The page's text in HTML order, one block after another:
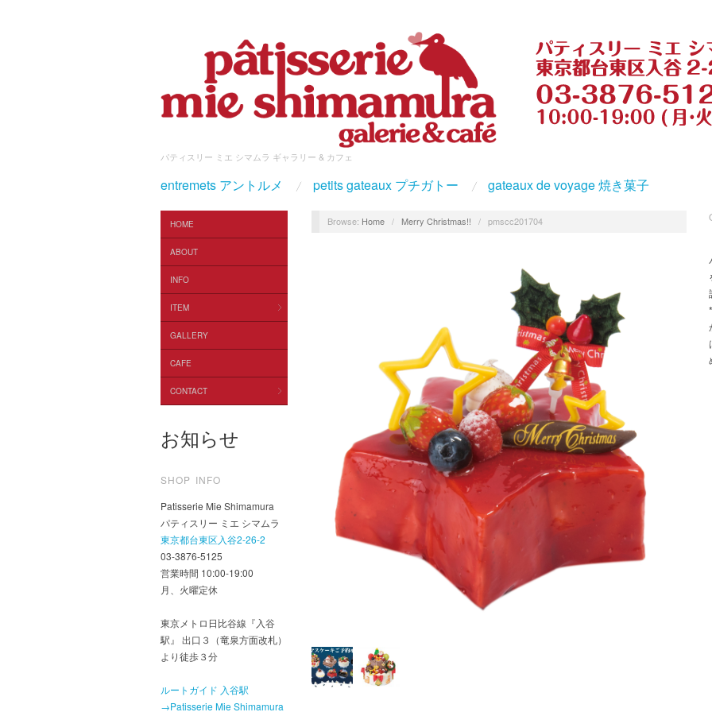
パティスリー ミエ シマムラ ギャラリー & カフェ
entremets アントルメ petits gateaux プチガトー gateaux de voyage 焼き菓子
HOME
ABOUT
INFO
ITEM
GALLERY
CAFE
CONTACT
お知らせ
SHOP INFO
Patisserie Mie Shimamura
パティスリー ミエ シマムラ
東京都台東区入谷2-26-2
03-3876-5125
営業時間 10:00-19:00
月、火曜定休
東京メトロ日比谷線『入谷
駅』 出口３（竜泉方面改札）
より徒歩３分
ルートガイド 入谷駅
→Patisserie Mie Shimamura
Browse: Home / Merry Christmas!! / pmscc201704